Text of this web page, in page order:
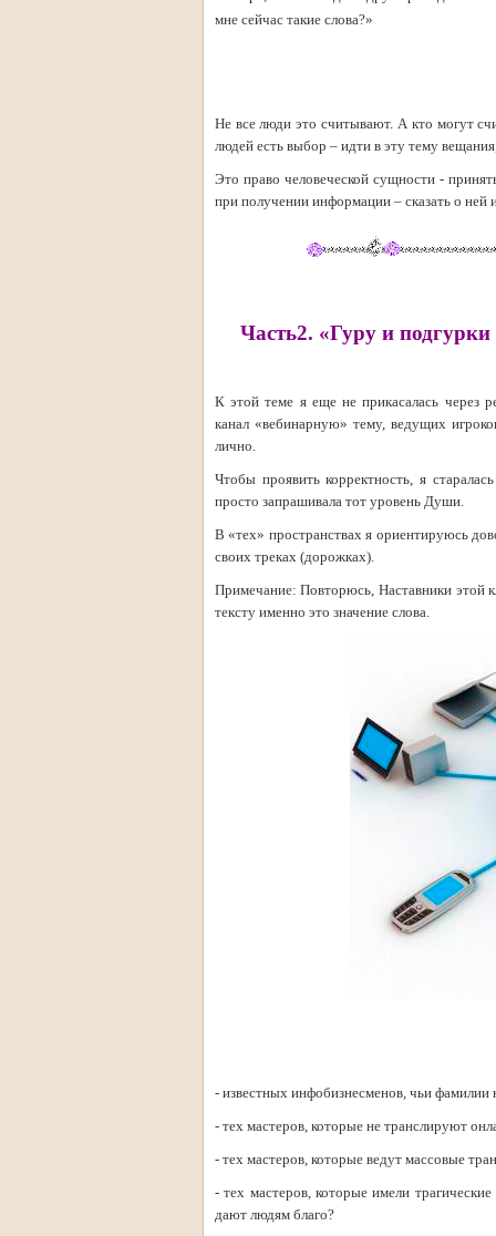
мне сейчас такие слова?»
Не все люди это считывают. А кто могут
людей есть выбор – идти в эту тему
Это право человеческой сущности -
при получении информации – сказать о ней
Часть2. «Гуру и
К этой теме я еще не прикасалась через
канал «вебинарную» тему, ведущих
лично.
Чтобы проявить корректность, я
просто запрашивала тот уровень Души.
В «тех» пространствах я ориентируюсь
своих треках (дорожках).
Примечание: Повторюсь, Наставники этой
тексту именно это значение слова.
- известных инфобизнесменов, чьи фамилии
- тех мастеров, которые не транслируют
- тех мастеров, которые ведут массовые
- тех мастеров, которые имели
дают людям благо?